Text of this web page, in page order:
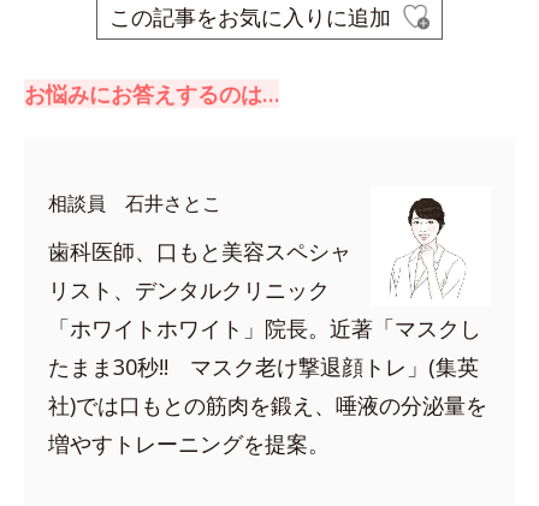
この記事をお気に入りに追加
お悩みにお答えするのは…
相談員 石井さとこ
歯科医師、口もと美容スペシャ
リスト、デンタルクリニック
「ホワイトホワイト」院長。近著「マスクし
たまま30秒!! マスク老け撃退顔トレ」(集英
社)では口もとの筋肉を鍛え、唾液の分泌量を
増やすトレーニングを提案。